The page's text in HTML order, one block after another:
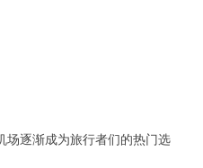
逐渐成为旅行者们的热门选